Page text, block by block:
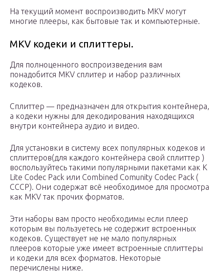
На текущий момент воспроизводить MKV могут
многие плееры, как бытовые так и компьютерные.
MKV кодеки и сплиттеры.
Для полноценного воспроизведения вам
понадобится MKV сплитер и набор различных
кодеков.
Сплиттер — предназначен для открытия контейнера,
а кодеки нужны для декодирования находящихся
внутри контейнера аудио и видео.
Для установки в систему всех популярных кодеков и
сплиттеров(для каждого контейнера свой сплиттер )
воспользуйтесь такими популярными пакетами как K
Lite Codec Pack или Combined Comunity Codec Pack (
CCCP). Они содержат всё необходимое для просмотра
как MKV так прочих форматов.
Эти наборы вам просто необходимы если плеер
которым вы пользуетесь не содержит встроенных
кодеков. Существует не не мало популярных
плееров которые уже имеет встроенные сплиттеры
и кодеки для всех форматов. Некоторые
перечислены ниже.